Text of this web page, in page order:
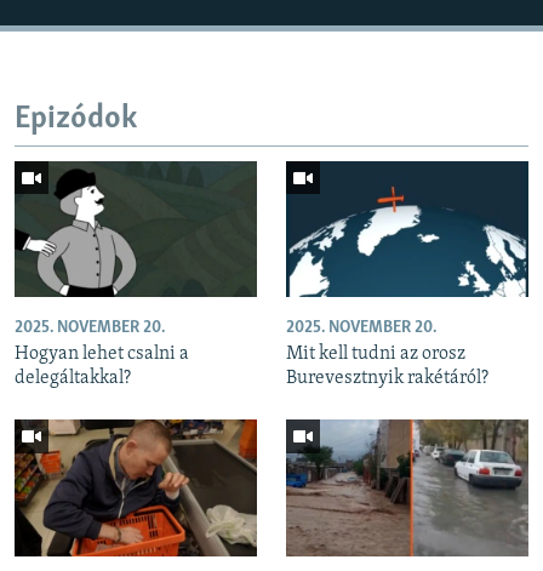
Epizódok
2025. NOVEMBER 20.
Hogyan lehet csalni a
delegáltakkal?
2025. NOVEMBER 20.
Mit kell tudni az orosz
Burevesztnyik rakétáról?